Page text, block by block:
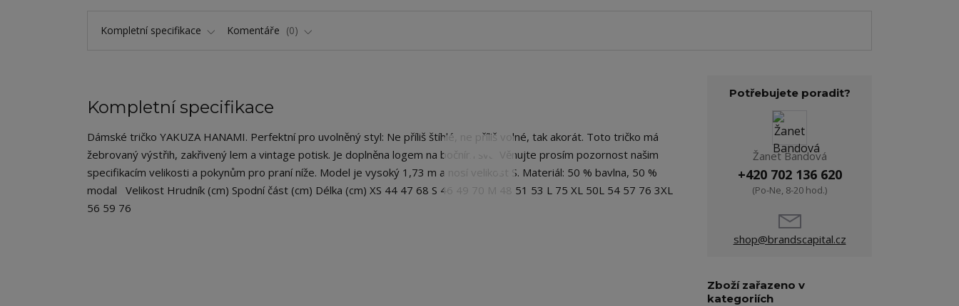
Kompletní specifikace Komentáře 0
Kompletní specifikace
Dámské tričko YAKUZA HANAMI. Perfektní pro uvolněný styl: Ne příliš štíhlé, ne příliš volné, tak akorát. Toto tričko má
žebrovaný výstřih, zakřivený lem a vintage potisk. Je doplněna logem na bočním švu. Věnujte prosím pozornost našim
specifikacím velikosti a pokynům pro praní níže. Model je vysoký 1,73 m a nosí velikost S. Materiál: 50 % bavlna, 50 %
modal Velikost Hrudník (cm) Spodní část (cm) Délka (cm) XS 44 47 68 S 46 49 70 M 48 51 53 L 75 XL 50L 54 57 76 3XL
56 59 76
Potřebujete poradit?
Žanet Bandová
+420 702 136 620
(Po-Ne, 8-20 hod.)
shop@brandscapital.cz
Zboží zařazeno v
kategoriích